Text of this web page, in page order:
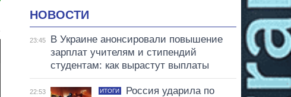
НОВОСТИ
23:45
В Украине анонсировали повышение
зарплат учителям и стипендий
студентам: как вырастут выплаты
22:53 ИТОГИ
Россия ударила по